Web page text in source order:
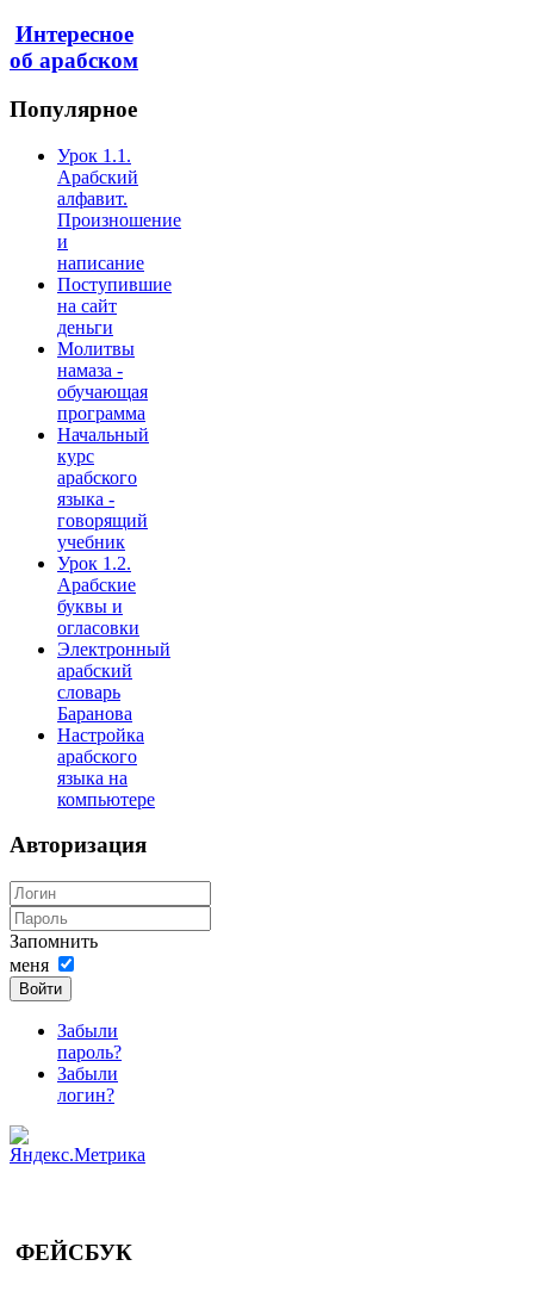
Интересное
об арабском
Популярное
Урок 1.1.
Арабский
алфавит.
Произношение
и
написание
Поступившие
на сайт
деньги
Молитвы
намаза -
обучающая
программа
Начальный
курс
арабского
языка -
говорящий
учебник
Урок 1.2.
Арабские
буквы и
огласовки
Электронный
арабский
словарь
Баранова
Настройка
арабского
языка на
компьютере
Авторизация
Запомнить
меня
Войти
Забыли
пароль?
Забыли
логин?
ФЕЙСБУК